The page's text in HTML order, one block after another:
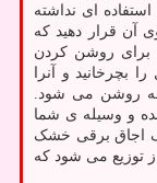
ای نداشته
آن قرار دهید که
برای روشن کردن
بچرخانید و آنرا
روشن می شود.
و وسیله ی شما
اجاق برقی خشک
توزیع می شود که